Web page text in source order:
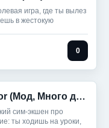
игра, где ты вылез
в жестокую
0
School Girls Simulator (Мод, Много денег)
сим-экшен про
ты ходишь на уроки,